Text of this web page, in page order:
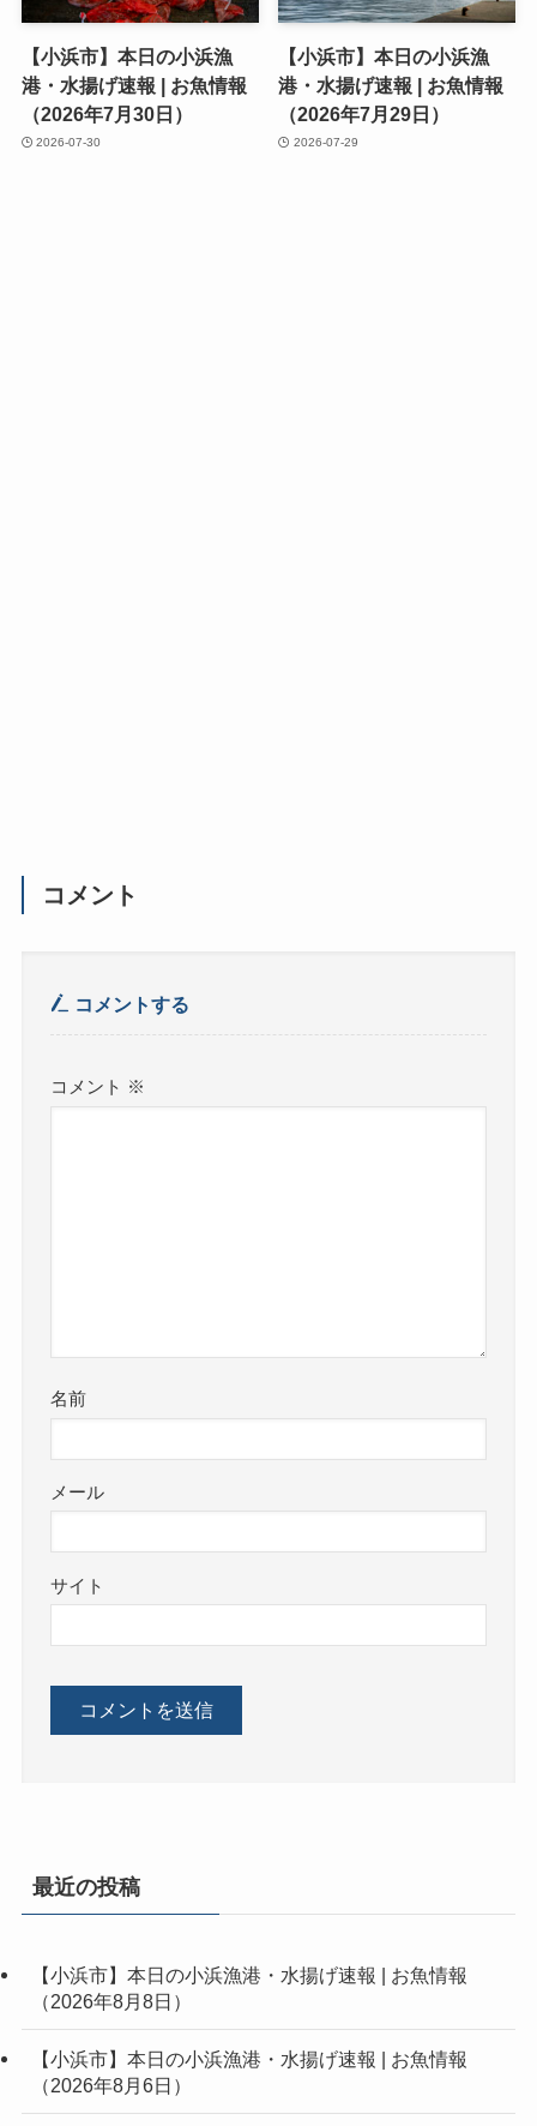
【小浜市】本日の小浜漁
港・水揚げ速報 | お魚情報
（2026年7月30日）
2026-07-30
【小浜市】本日の小浜漁
港・水揚げ速報 | お魚情報
（2026年7月29日）
2026-07-29
コメント
コメントする
コメント ※
名前
メール
サイト
最近の投稿
【小浜市】本日の小浜漁港・水揚げ速報 | お魚情報
（2026年8月8日）
【小浜市】本日の小浜漁港・水揚げ速報 | お魚情報
（2026年8月6日）